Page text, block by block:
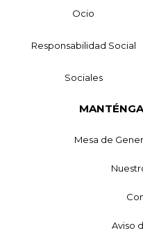
Ocio
Responsabilidad Social
Sociales
Mesa de
Aviso